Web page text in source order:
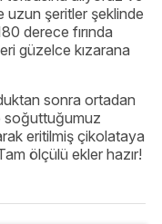
uzun şeritler şeklinde
derece fırında
güzelce kızarana
sonra ortadan
soğuttuğumuz
eritilmiş çikolataya
ölçülü ekler hazır!